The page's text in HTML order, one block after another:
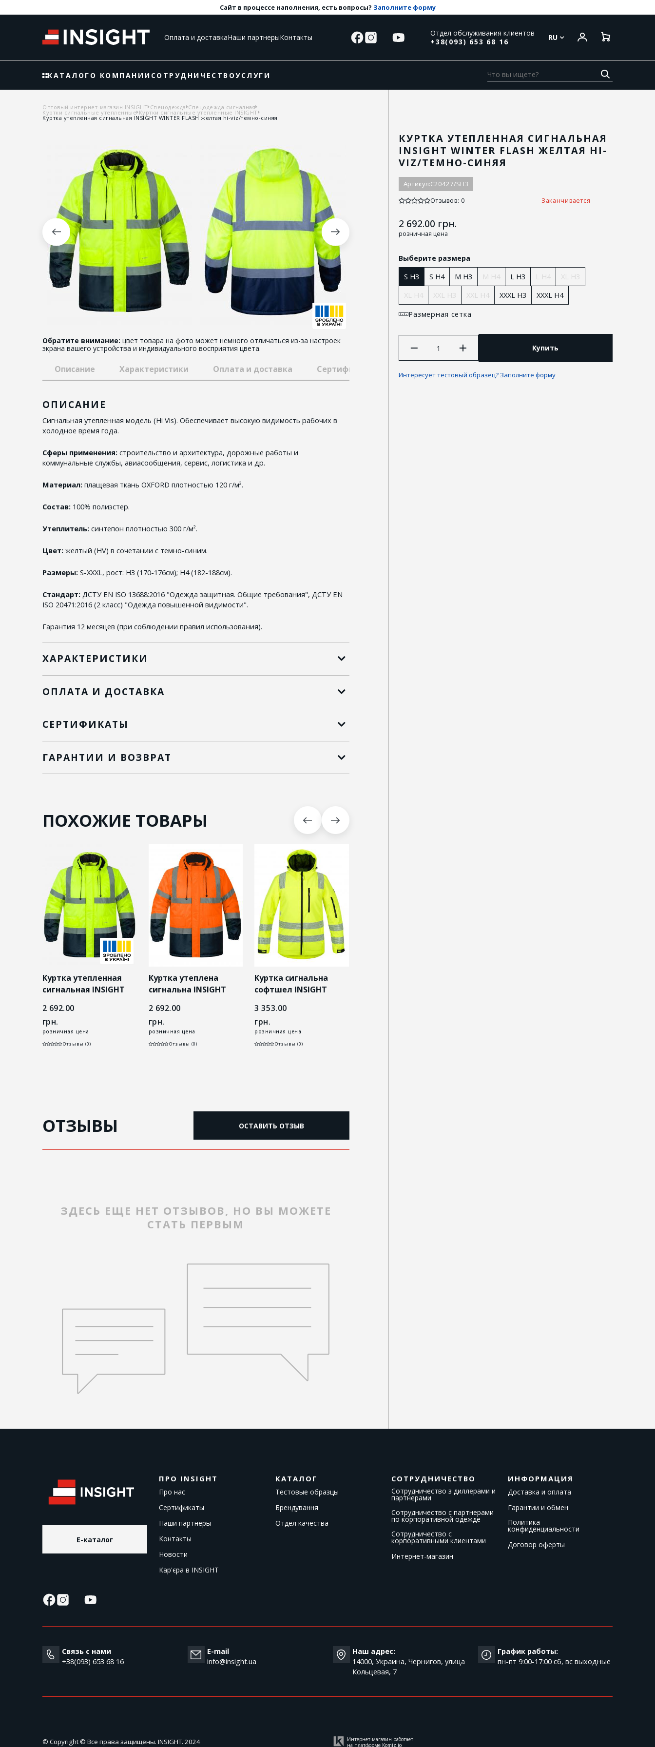
Сайт в процессе наполнения, есть вопросы? Заполните форму
Оплата и доставкаНаши партнерыКонтакты
Отдел обслуживания клиентов
+38(093) 653 68 16
RU
КАТАЛОГ О КОМПАНИИ СОТРУДНИЧЕСТВОУСЛУГИ
Оптовый интернет-магазин INSIGHT Спецодежда Спецодежда сигналная
Куртки сигнальные утепленные Куртки сигнальные утепленные INSIGHT
Куртка утепленная сигнальная INSIGHT WINTER FLASH желтая hi-viz/темно-синяя
Обратите внимание: цвет товара на фото может немного отличаться из-за настроек
экрана вашего устройства и индивидуального восприятия цвета.
КУРТКА УТЕПЛЕННАЯ СИГНАЛЬНАЯ
INSIGHT WINTER FLASH ЖЕЛТАЯ HI-
VIZ/ТЕМНО-СИНЯЯ
Артикул:C20427/SH3
Отзывов: 0 Заканчивается
2 692.00 грн.
розничная цена
Выберите размера
S H3 S H4 M H3 M H4 L H3 L H4
XL H3
XL H4
XXL H3 XXL H4 XXXL H3
XXXL H4
Размерная сетка
Купить
Интересует тестовый образец?Заполните форму
Описание Характеристики Оплата и доставка Сертификаты
ОПИСАНИЕ
Сигнальная утепленная модель (Hi Vis). Обеспечивает высокую видимость рабочих в
холодное время года.
Сферы применения: строительство и архитектура, дорожные работы и
коммунальные службы, авиасообщения, сервис, логистика и др.
Материал: плащевая ткань OXFORD плотностью 120 г/м².
Состав: 100% полиэстер.
Утеплитель: синтепон плотностью 300 г/м².
Цвет: желтый (HV) в сочетании с темно-синим.
Размеры: S-XXXL, рост: H3 (170-176см); H4 (182-188см).
Стандарт: ДСТУ EN ISO 13688:2016 "Одежда защитная. Общие требования", ДСТУ EN
ISO 20471:2016 (2 класс) "Одежда повышенной видимости".
Гарантия 12 месяцев (при соблюдении правил использования).
ХАРАКТЕРИСТИКИ
ОПЛАТА И ДОСТАВКА
СЕРТИФИКАТЫ
ГАРАНТИИ И ВОЗВРАТ
ПОХОЖИЕ ТОВАРЫ
Куртка утепленная
сигнальная INSIGHT
hi-viz/темно-синяя
2 692.00
грн.
розничная цена
Отзывы (0)
Куртка утеплена
сигнальна INSIGHT
помаранчева hi-viz/
темно-синя
2 692.00
грн.
розничная цена
Отзывы (0)
Куртка сигнальна
софтшел INSIGHT
3 353.00
грн.
розничная цена
Отзывы (0)
ОТЗЫВЫ ОСТАВИТЬ ОТЗЫВ
ЗДЕСЬ ЕЩЕ НЕТ ОТЗЫВОВ, НО ВЫ МОЖЕТЕ
СТАТЬ ПЕРВЫМ
E-каталог
ПРО INSIGHT
Про нас
Сертификаты
Наши партнеры
Контакты
Новости
Кар'єра в INSIGHT
КАТАЛОГ
Тестовые образцы
Брендування
Отдел качества
СОТРУДНИЧЕСТВО
Сотрудничество з диллерами и
партнерами
Сотрудничество с партнерами
по корпоративной одежде
Сотрудничество с
корпоративными клиентами
Интернет-магазин
ИНФОРМАЦИЯ
Доставка и оплата
Гарантии и обмен
Политика
конфиденциальности
Договор оферты
Связь с нами
+38(093) 653 68 16
E-mail
info@insight.ua
Наш адрес:
14000, Украина, Чернигов, улица
Кольцевая, 7
График работы:
пн-пт 9:00-17:00 cб, вс выходные
© Copyright © Все права защищены. INSIGHT. 2024
Интернет-магазин работает
на платформе Komiz.io